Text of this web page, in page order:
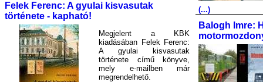
Felek Ferenc: A gyulai kisvasutak
története - kapható!
Megjelent a KBK
kiadásában Felek Ferenc:
A gyulai kisvasutak
története című könyve,
mely e-mailben már
megrendelhető.
(...)
Balogh Imre: